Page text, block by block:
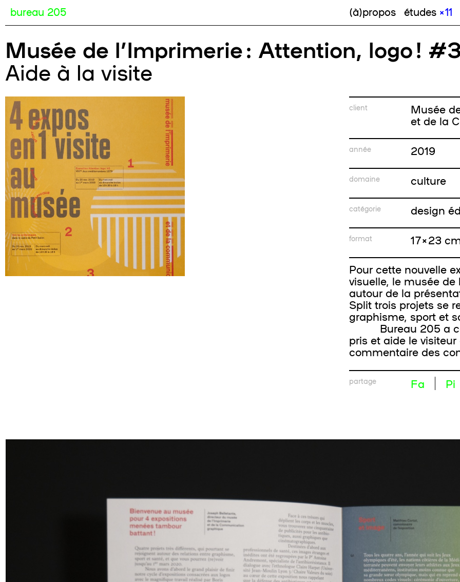
bureau 205 (à)propos études × 11
Musée de l’Imprimerie : Attention, logo !
Aide à la visite
client Musée
et de la
année 2019
domaine culture
catégorie design
format
17 × 23
Pour cette nouvelle
visuelle, le musée de
autour de la
Split trois projets se
graphisme, sport et
Bureau 205 a
pris et aide le
commentaire des
partage Fa Pi